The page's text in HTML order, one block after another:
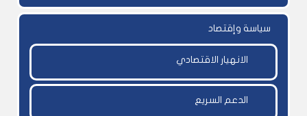
سياسة وإقتصاد
الانهيار الاقتصادي
الدعم السريع